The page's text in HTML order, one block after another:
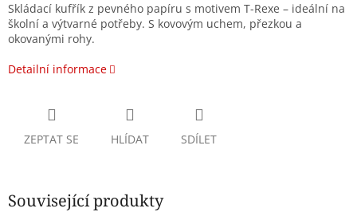
Skládací kufřík z pevného papíru s motivem T-Rexe – ideální na
školní a výtvarné potřeby. S kovovým uchem, přezkou a
okovanými rohy.
Detailní informace
ZEPTAT SE HLÍDAT SDÍLET
Související produkty